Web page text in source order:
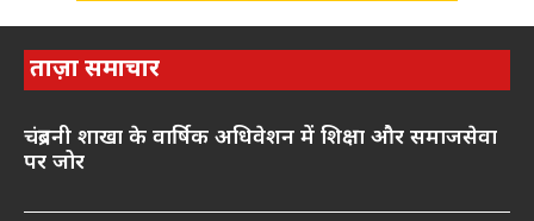
ताज़ा समाचार
चंद्रबनी शाखा के वार्षिक अधिवेशन में शिक्षा और समाजसेवा
पर जोर